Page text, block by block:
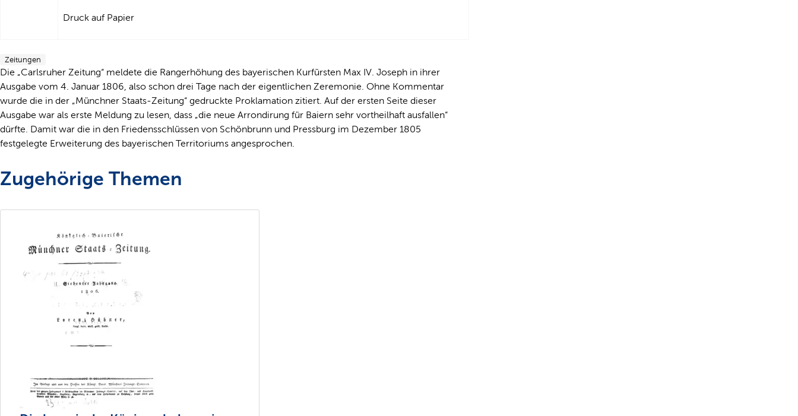
Druck auf Papier
Zeitungen
Die „Carlsruher Zeitung“ meldete die Rangerhöhung des bayerischen Kurfürsten Max IV. Joseph in ihrer
Ausgabe vom 4. Januar 1806, also schon drei Tage nach der eigentlichen Zeremonie. Ohne Kommentar
wurde die in der „Münchner Staats-Zeitung“ gedruckte Proklamation zitiert. Auf der ersten Seite dieser
Ausgabe war als erste Meldung zu lesen, dass „die neue Arrondirung für Baiern sehr vortheilhaft ausfallen“
dürfte. Damit war die in den Friedensschlüssen von Schönbrunn und Pressburg im Dezember 1805
festgelegte Erweiterung des bayerischen Territoriums angesprochen.
Zugehörige Themen